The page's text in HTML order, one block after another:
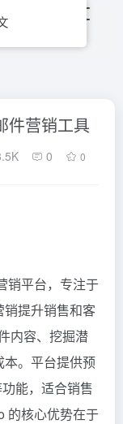
件营销工具
0 0
销平台，专注于
提升销售和客
内容、挖掘潜
。平台提供预
能，适合销售
的核心优势在于